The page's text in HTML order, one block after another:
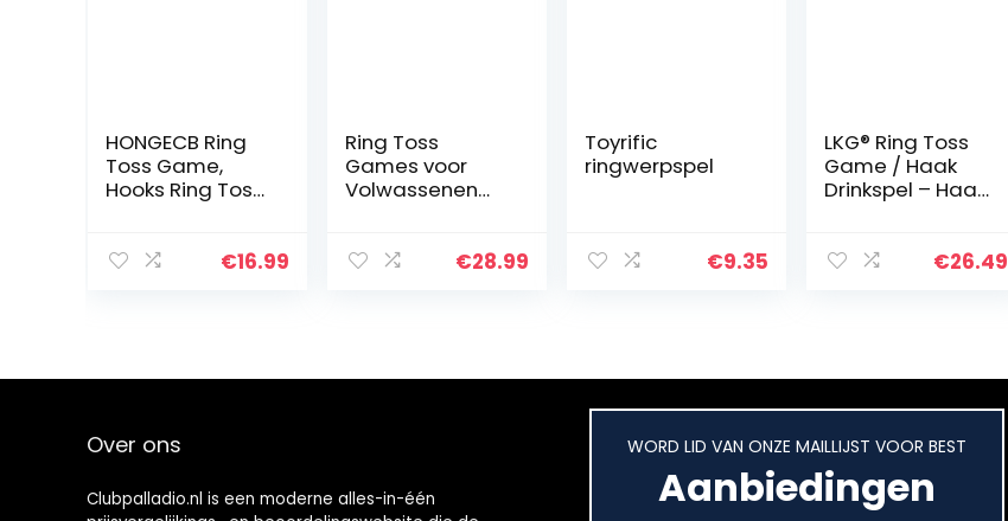
HONGECB Ring
Toss Game,
Hooks Ring Toss
Spel,
€16.99
Ring Toss
Games voor
Volwassenen
Shot Ladder€28.99
Toyrific
ringwerpspel
€9.35
LKG® Ring Toss
Game / Haak
Drinkspel – Haak
n | Houten Ring
€26.49
Over ons
Clubpalladio.nl is een moderne alles-in-één
WORD LID VAN ONZE MAILLIJST VOOR BEST
Aanbiedingen